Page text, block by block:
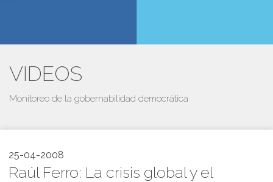
VIDEOS
Monitoreo de la gobernabilidad democrática
25-04-2008
Raúl Ferro: La crisis global y el